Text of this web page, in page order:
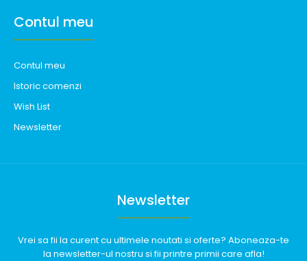
Contul meu
Contul meu
Istoric comenzi
Wish List
Newsletter
Newsletter
Vrei sa fii la curent cu ultimele noutati si oferte? Aboneaza-te
la newsletter-ul nostru si fii printre primii care afla!